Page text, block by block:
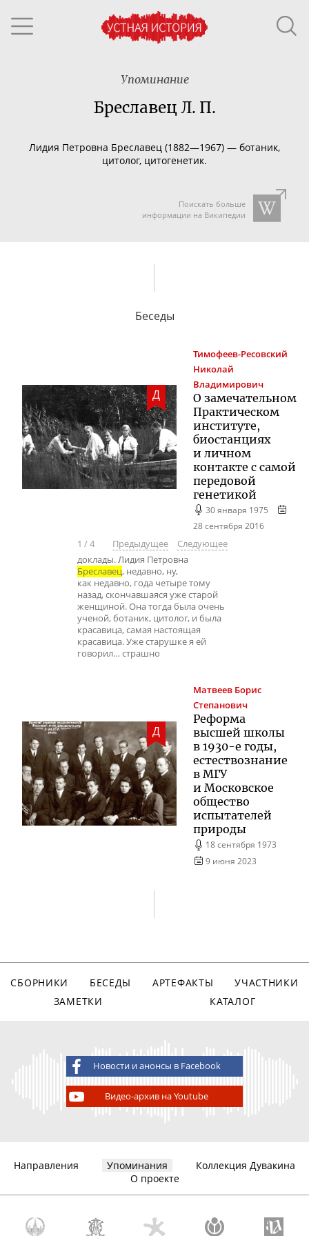
Упоминание
Бреславец Л. П.
Лидия Петровна Бреславец (1882—1967) — ботаник,
цитолог, цитогенетик.
Поискать больше
информации на Википедии
Беседы
Д
Тимофеев-Ресовский
Николай
Владимирович
О замечательном
Практическом
институте,
биостанциях
и личном
контакте с самой
передовой
генетикой
30 января 1975
28 сентября 2016
1 /4 Предыдущее
Следующее
доклады. Лидия Петровна
Бреславец, недавно, ну,
как недавно, года четыре тому
назад, скончавшаяся уже старой
женщиной. Она тогда была очень
ученой, ботаник, цитолог, и была
красавица, самая настоящая
красавица. Уже старушке я ей
говорил… страшно
Д
Матвеев Борис
Степанович
Реформа
высшей школы
в 1930-е годы,
естествознание
в МГУ
и Московское
общество
испытателей
природы
18 сентября 1973
9 июня 2023
СБОРНИКИ БЕСЕДЫ АРТЕФАКТЫ
УЧАСТНИКИ
ЗАМЕТКИ
КАТАЛОГ
Новости и анонсы в Facebook
Видео-архив на Youtube
Направления Упоминания
Коллекция Дувакина
О проекте